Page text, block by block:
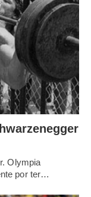
Olympia
por ter…